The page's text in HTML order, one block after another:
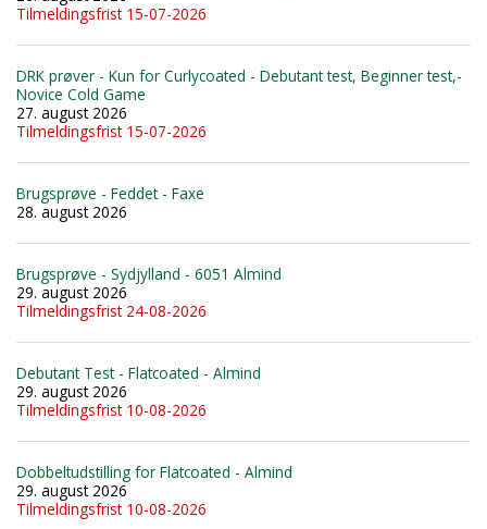
Tilmeldingsfrist 15-07-2026
DRK prøver - Kun for Curlycoated - Debutant test, Beginner test,-
Novice Cold Game
27. august 2026
Tilmeldingsfrist 15-07-2026
Brugsprøve - Feddet - Faxe
28. august 2026
Brugsprøve - Sydjylland - 6051 Almind
29. august 2026
Tilmeldingsfrist 24-08-2026
Debutant Test - Flatcoated - Almind
29. august 2026
Tilmeldingsfrist 10-08-2026
Dobbeltudstilling for Flatcoated - Almind
29. august 2026
Tilmeldingsfrist 10-08-2026